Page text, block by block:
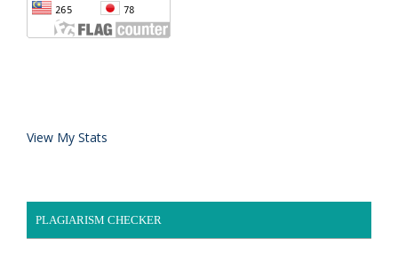
View My Stats
PLAGIARISM CHECKER